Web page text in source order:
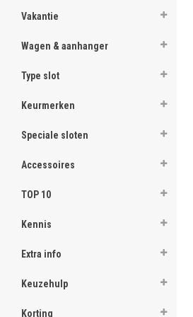
Vakantie
Wagen & aanhanger
Type slot
Keurmerken
Speciale sloten
Accessoires
TOP 10
Kennis
Extra info
Keuzehulp
Korting